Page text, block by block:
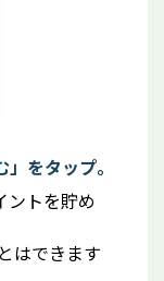
をタップ。
ントを貯め
はできます